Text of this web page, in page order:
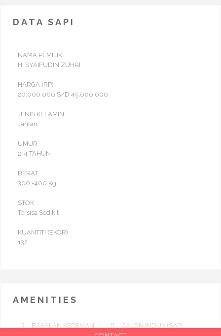
DATA SAPI
NAMA PEMILIK
H. SYAIFUDIN ZUHRI
HARGA (RP)
20.000.000 S/D 45.000.000
JENIS KELAMIN
Jantan
UMUR
2-4 TAHUN
BERAT
300 -400 Kg
STOK
Tersisa Sedikit
KUANTITI (EKOR)
132
AMENITIES
BAKALAN KEREMAN
CALON INDUK (SAPI
DARA)